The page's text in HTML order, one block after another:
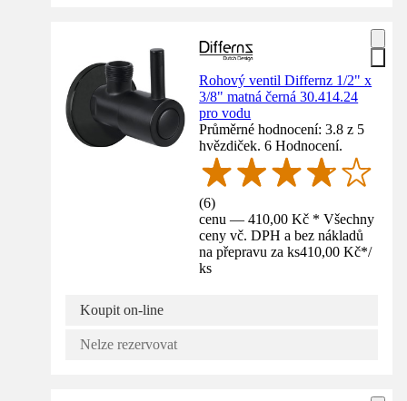
Rohový ventil Differnz 1/2" x
3/8" matná černá 30.414.24
pro vodu
Průměrné hodnocení: 3.8 z 5
hvězdiček. 6 Hodnocení.
(6)
cenu — 410,00 Kč * Všechny
ceny vč. DPH a bez nákladů
na přepravu za ks410,00 Kč*/
ks
Koupit on-line
Nelze rezervovat